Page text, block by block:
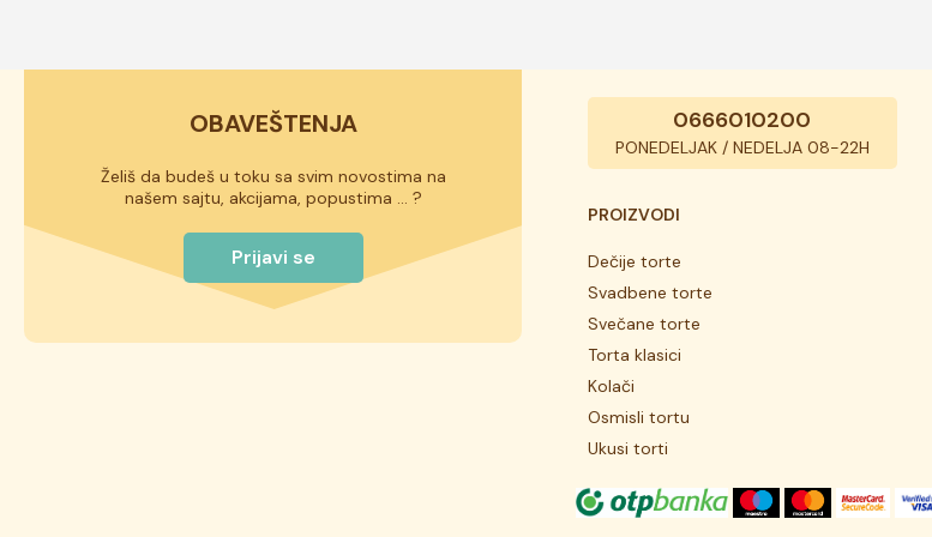
OBAVEŠTENJA
Želiš da budeš u toku sa svim novostima na
našem sajtu, akcijama, popustima ... ?
Prijavi se
0666010200
PONEDELJAK / NEDELJA 08-22H
PROIZVODI
Dečije torte
Svadbene torte
Svečane torte
Torta klasici
Kolači
Osmisli tortu
Ukusi torti